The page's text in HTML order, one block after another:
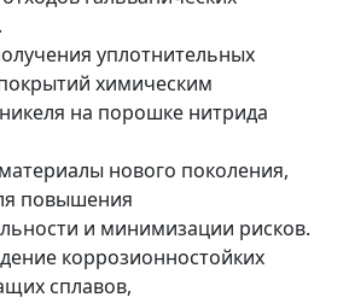
уплотнительных
химическим
на порошке нитрида
нового поколения,
повышения
и минимизации рисков.
коррозионностойких
сплавов,